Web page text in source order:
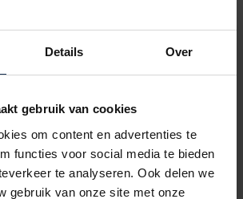
Details Over
gebruik van cookies
om content en advertenties te
functies voor social media te bieden
te analyseren. Ook delen we
gebruik van onze site met onze
affect the compatibility if the battery
power to heat the BERTSCHAT®
to the device by non-original
is not covered by the warranty.